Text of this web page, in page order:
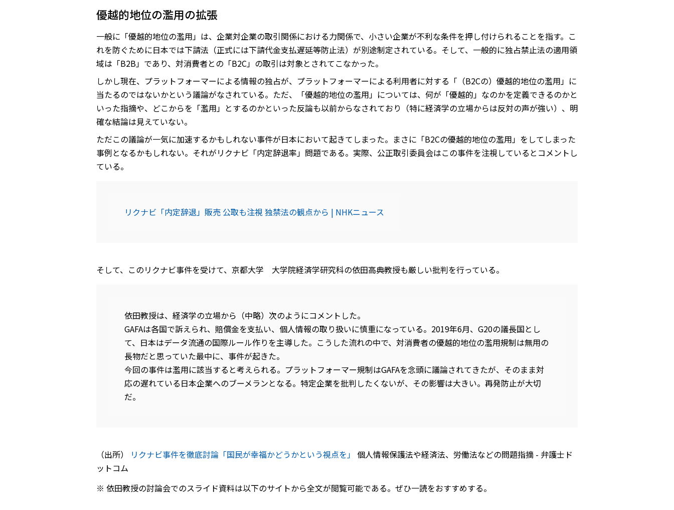
優越的地位の濫用の拡張
一般に「優越的地位の濫用」は、企業対企業の取引関係における力関係で、小さい企業が不利な条件を押し付けられることを指す。こ
れを防ぐために日本では下請法（正式には下請代金支払遅延等防止法）が別途制定されている。そして、一般的に独占禁止法の適用領
域は「B2B」であり、対消費者との「B2C」の取引は対象とされてこなかった。
しかし現在、プラットフォーマーによる情報の独占が、プラットフォーマーによる利用者に対する「（B2Cの）優越的地位の濫用」に
当たるのではないかという議論がなされている。ただ、「優越的地位の濫用」については、何が「優越的」なのかを定義できるのかと
いった指摘や、どこからを「濫用」とするのかといった反論も以前からなされており（特に経済学の立場からは反対の声が強い）、明
確な結論は見えていない。
ただこの議論が一気に加速するかもしれない事件が日本において起きてしまった。まさに「B2Cの優越的地位の濫用」をしてしまった
事例となるかもしれない。それがリクナビ「内定辞退率」問題である。実際、公正取引委員会はこの事件を注視しているとコメントし
ている。
リクナビ「内定辞退」販売 公取も注視 独禁法の観点から | NHKニュース
そして、このリクナビ事件を受けて、京都大学 大学院経済学研究科の依田高典教授も厳しい批判を行っている。
依田教授は、経済学の立場から（中略）次のようにコメントした。
GAFAは各国で訴えられ、賠償金を支払い、個人情報の取り扱いに慎重になっている。2019年6月、G20の議長国とし
て、日本はデータ流通の国際ルール作りを主導した。こうした流れの中で、対消費者の優越的地位の濫用規制は無用の
長物だと思っていた最中に、事件が起きた。
今回の事件は濫用に該当すると考えられる。プラットフォーマー規制はGAFAを念頭に議論されてきたが、そのまま対
応の遅れている日本企業へのブーメランとなる。特定企業を批判したくないが、その影響は大きい。再発防止が大切
だ。
（出所） リクナビ事件を徹底討論「国民が幸福かどうかという視点を」 個人情報保護法や経済法、労働法などの問題指摘 - 弁護士ド
ットコム
依田教授の討論会でのスライド資料は以下のサイトから全文が閲覧可能である。ぜひ一読をおすすめする。